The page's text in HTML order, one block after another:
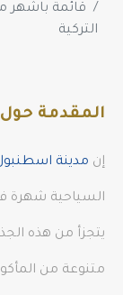
قائمة باشهر
التركية
المقدمة
إن مدينة
السياحية شهرة في
يتجزأ من هذه
متنوعة من